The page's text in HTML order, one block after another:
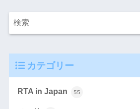
カテゴリー
RTA in Japan 55